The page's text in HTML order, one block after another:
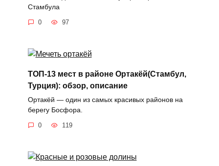
Стамбула
0 97
ТОП-13 мест в районе Ортакёй(Стамбул,
Турция): обзор, описание
Ортакёй — один из самых красивых районов на
берегу Босфора.
0 119